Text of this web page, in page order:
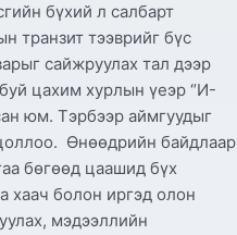
бүхий л салбарт
транзит тээврийг бүс
сайжруулах тал дээр
цахим хурлын үеэр “И-
юм. Тэрбээр аймгуудыг
Өнөөдрийн байдлаар
бөгөөд цаашид бүх
хаач болон иргэд олон
мэдээллийн